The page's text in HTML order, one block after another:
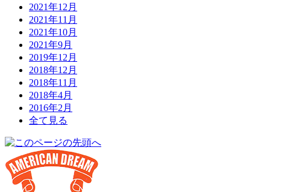
2021年12月
2021年11月
2021年10月
2021年9月
2019年12月
2018年12月
2018年11月
2018年4月
2016年2月
全て見る